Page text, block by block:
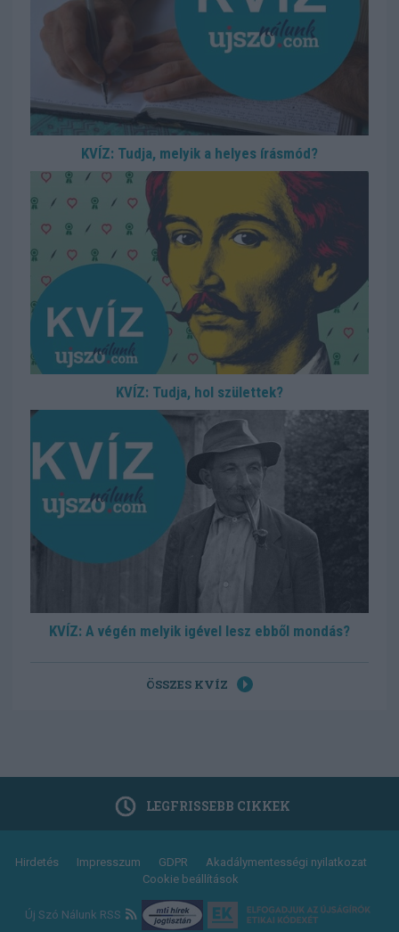
KVÍZ: Tudja, melyik a helyes írásmód?
KVÍZ: Tudja, hol születtek?
KVÍZ: A végén melyik igével lesz ebből mondás?
ÖSSZES KVÍZ
LEGFRISSEBB CIKKEK
Footer
Hirdetés Impresszum GDPR
Akadálymentességi nyilatkozat
Cookie beállítások
Új Szó Nálunk RSS